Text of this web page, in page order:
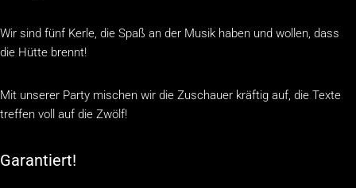
Wir sind fünf Kerle, die Spaß an der Musik haben und wollen, dass
die Hütte brennt!
Mit unserer Party mischen wir die Zuschauer kräftig auf, die Texte
treffen voll auf die Zwölf!
Garantiert!